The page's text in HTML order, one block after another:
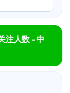
注人数 - 中